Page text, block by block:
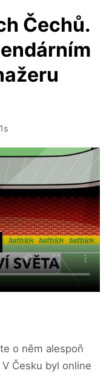
Čechů.
o něm alespoň
Česku byl online